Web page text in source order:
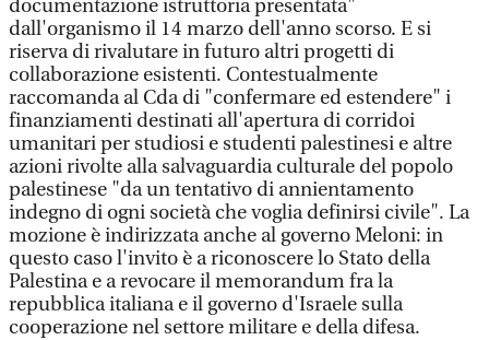
documentazione istruttoria presentata"
dall'organismo il 14 marzo dell'anno scorso. E si
riserva di rivalutare in futuro altri progetti di
collaborazione esistenti. Contestualmente
raccomanda al Cda di "confermare ed estendere" i
finanziamenti destinati all'apertura di corridoi
umanitari per studiosi e studenti palestinesi e altre
azioni rivolte alla salvaguardia culturale del popolo
palestinese "da un tentativo di annientamento
indegno di ogni società che voglia definirsi civile". La
mozione è indirizzata anche al governo Meloni: in
questo caso l'invito è a riconoscere lo Stato della
Palestina e a revocare il memorandum fra la
repubblica italiana e il governo d'Israele sulla
cooperazione nel settore militare e della difesa.